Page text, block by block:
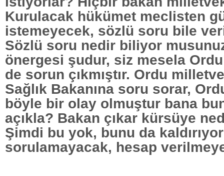
Kurulacak hükümet meclisten
istemeyecek, sözlü soru bile
Sözlü soru nedir biliyor
önergesi şudur, siz mesela
de sorun çıkmıştır. Ordu
Sağlık Bakanına soru sorar,
böyle bir olay olmuştur bana
açıkla? Bakan çıkar kürsüye
Şimdi bu yok, bunu da
sorulamayacak, hesap